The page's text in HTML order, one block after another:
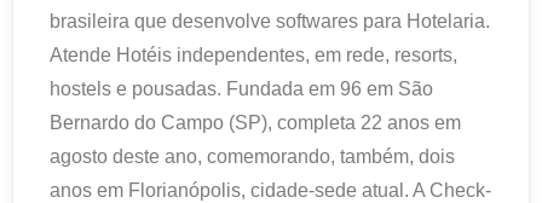
brasileira que desenvolve softwares para Hotelaria.
Atende Hotéis independentes, em rede, resorts,
hostels e pousadas. Fundada em 96 em São
Bernardo do Campo (SP), completa 22 anos em
agosto deste ano, comemorando, também, dois
anos em Florianópolis, cidade-sede atual. A Check-